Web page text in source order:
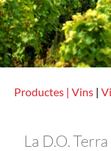
Productes | Vins |
La D.O.